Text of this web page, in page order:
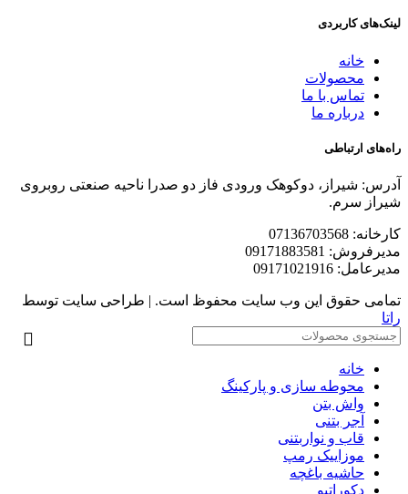
لینک‌های کاربردی
خانه
محصولات
تماس با ما
درباره ما
راه‌های ارتباطی
آدرس: شیراز، دوکوهک ورودی فاز دو صدرا ناحیه صنعتی روبروی
شیراز سرم.
کارخانه: 07136703568
مدیرفروش: 09171883581
مدیرعامل: 09171021916
تمامی حقوق این وب سایت محفوظ است. | طراحی سایت توسط
راتا
خانه
محوطه سازی و پارکینگ
واش بتن
آجر بتنی
قاب و نواربتنی
موزاییک رمپ
حاشیه باغچه
دکوراتیو